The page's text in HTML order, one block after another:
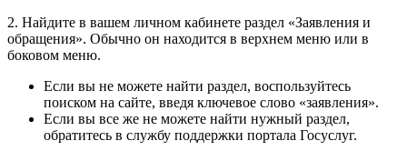
2. Найдите в вашем личном кабинете раздел «Заявления и
обращения». Обычно он находится в верхнем меню или в
боковом меню.
Если вы не можете найти раздел, воспользуйтесь
поиском на сайте, введя ключевое слово «заявления».
Если вы все же не можете найти нужный раздел,
обратитесь в службу поддержки портала Госуслуг.